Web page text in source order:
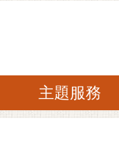
主題服務